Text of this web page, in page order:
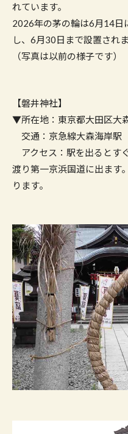
れています。
2026年の茅の輪は6月14日
し、6月30日まで設置され
（写真は以前の様子です）
【磐井神社】
▼所在地：東京都大田区大
交通：京急線大森海岸
アクセス：駅を出るとす
渡り第一京浜国道に出ます
ります。